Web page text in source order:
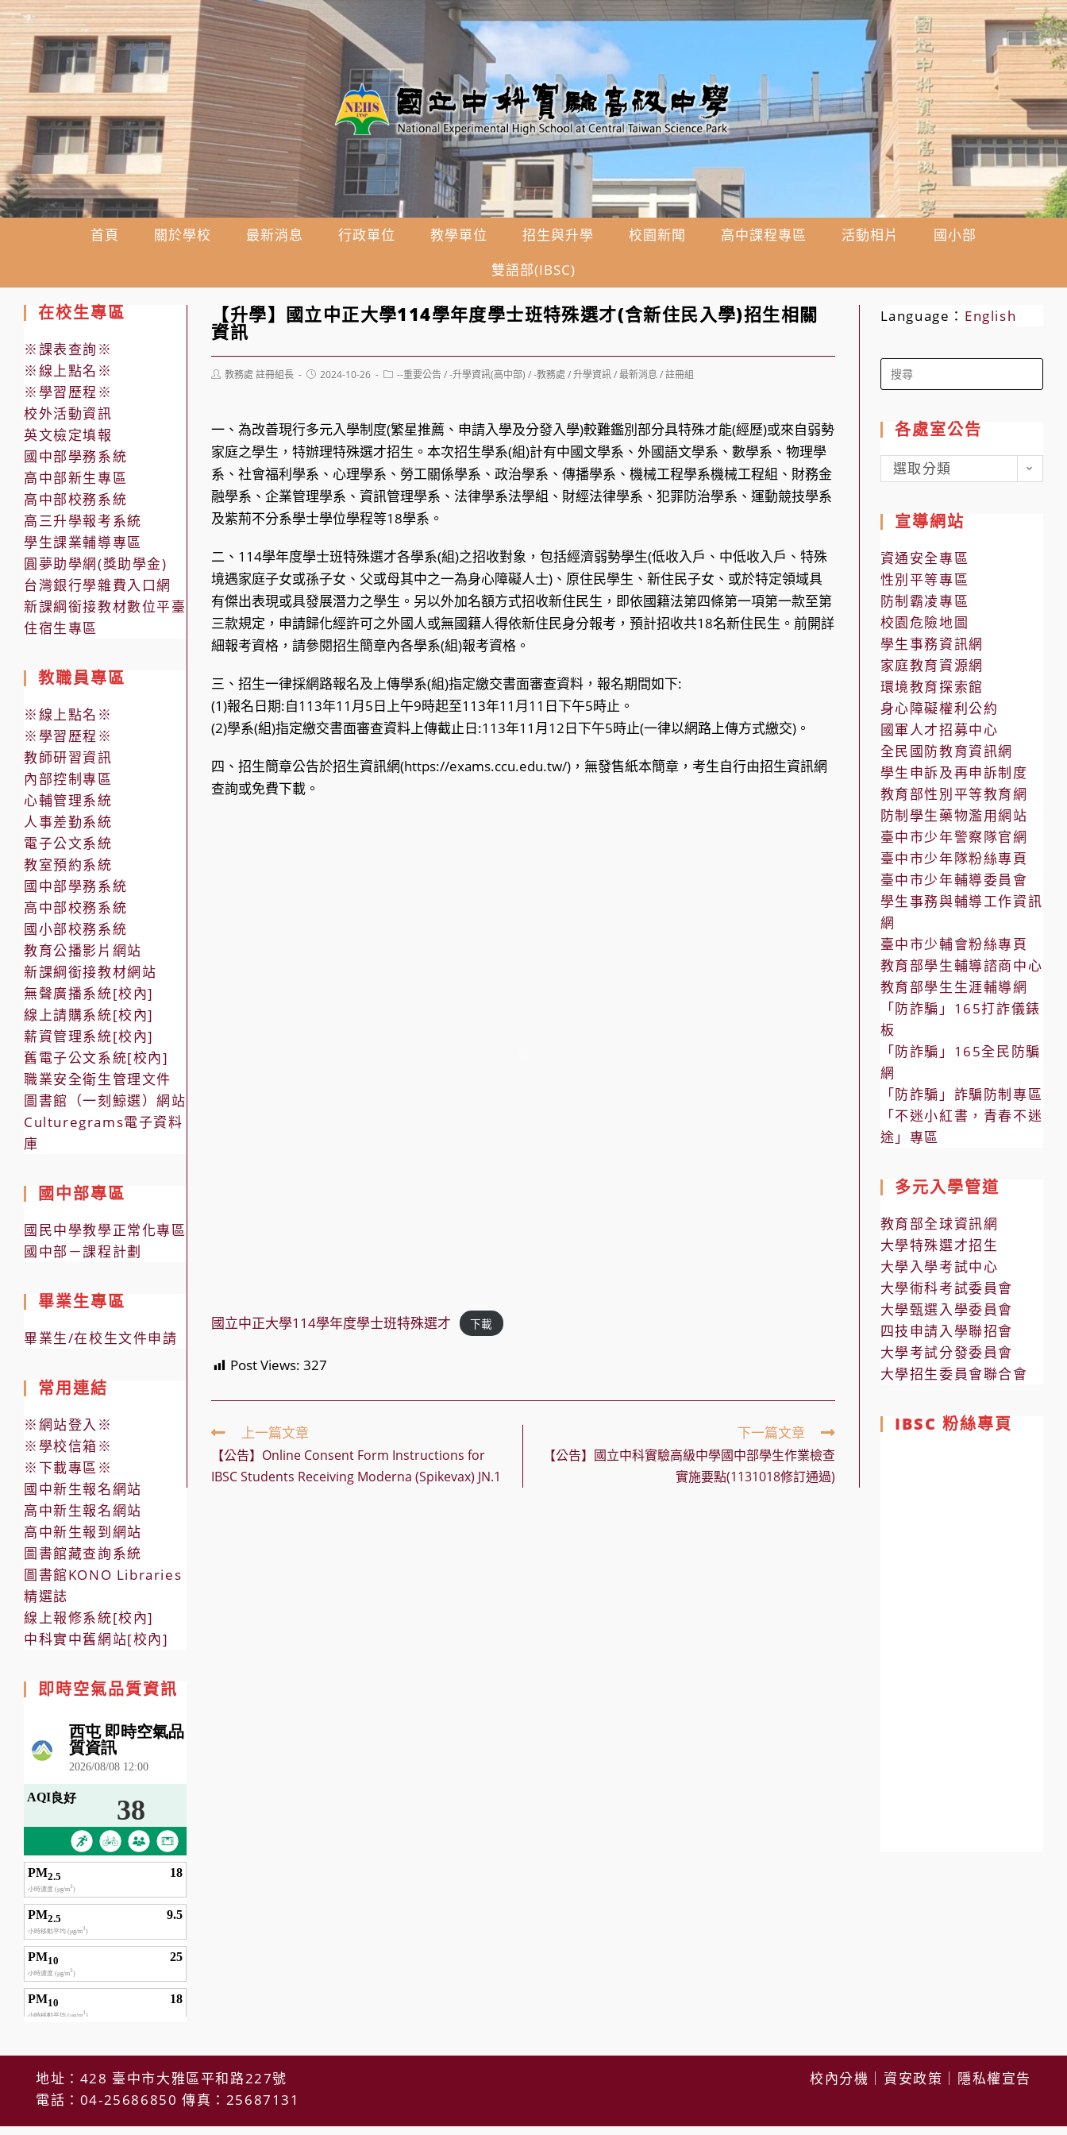
跳
轉
至
主
要
內
容
首頁 關於學校 最新消息 行政單位 教學單位 招生與升學 校園新聞 高中課程專區 活動相片
國小部
雙語部(IBSC)
【升學】國立中正大學114學年度學士班特殊選才(含新住民入學)招生相關
資訊
Post教務處 註冊組長
Post2024-10-26
Post--重要公告 / -升學資訊(高中部) / -教務處 / 升學資訊 / 最新消息 / 註冊組
一、為改善現行多元入學制度(繁星推薦、申請入學及分發入學)較難鑑別部分具特殊才能(經歷)或來自弱勢
家庭之學生，特辦理特殊選才招生。本次招生學系(組)計有中國文學系、外國語文學系、數學系、物理學
系、社會福利學系、心理學系、勞工關係學系、政治學系、傳播學系、機械工程學系機械工程組、財務金
融學系、企業管理學系、資訊管理學系、法律學系法學組、財經法律學系、犯罪防治學系、運動競技學系
及紫荊不分系學士學位學程等18學系。
二、114學年度學士班特殊選才各學系(組)之招收對象，包括經濟弱勢學生(低收入戶、中低收入戶、特殊
境遇家庭子女或孫子女、父或母其中之一為身心障礙人士)、原住民學生、新住民子女、或於特定領域具
有傑出表現或具發展潛力之學生。另以外加名額方式招收新住民生，即依國籍法第四條第一項第一款至第
三款規定，申請歸化經許可之外國人或無國籍人得依新住民身分報考，預計招收共18名新住民生。前開詳
細報考資格，請參閱招生簡章內各學系(組)報考資格。
三、招生一律採網路報名及上傳學系(組)指定繳交書面審查資料，報名期間如下:
(1)報名日期:自113年11月5日上午9時起至113年11月11日下午5時止。
(2)學系(組)指定繳交書面審查資料上傳截止日:113年11月12日下午5時止(一律以網路上傳方式繳交)。
四、招生簡章公告於招生資訊網(https://exams.ccu.edu.tw/)，無發售紙本簡章，考生自行由招生資訊網
查詢或免費下載。
國立中正大學114學年度學士班特殊選才 下載
Post Views: 327
Read
more
articles
上一篇文章
【公告】Online Consent Form Instructions for
IBSC Students Receiving Moderna (Spikevax) JN.1
下一篇文章
【公告】國立中科實驗高級中學國中部學生作業檢查
實施要點(1131018修訂通過)
在校生專區
※課表查詢※
※線上點名※
※學習歷程※
校外活動資訊
英文檢定填報
國中部學務系統
高中部新生專區
高中部校務系統
高三升學報考系統
學生課業輔導專區
圓夢助學網(獎助學金)
台灣銀行學雜費入口網
新課綱銜接教材數位平臺
住宿生專區
教職員專區
※線上點名※
※學習歷程※
教師研習資訊
內部控制專區
心輔管理系統
人事差勤系統
電子公文系統
教室預約系統
國中部學務系統
高中部校務系統
國小部校務系統
教育公播影片網站
新課綱銜接教材網站
無聲廣播系統[校內]
線上請購系統[校內]
薪資管理系統[校內]
舊電子公文系統[校內]
職業安全衛生管理文件
圖書館（一刻鯨選）網站
Culturegrams電子資料
庫
國中部專區
國民中學教學正常化專區
國中部－課程計劃
畢業生專區
畢業生/在校生文件申請
常用連結
※網站登入※
※學校信箱※
※下載專區※
國中新生報名網站
高中新生報名網站
高中新生報到網站
圖書館藏查詢系統
圖書館KONO Libraries
精選誌
線上報修系統[校內]
中科實中舊網站[校內]
即時空氣品質資訊
Language： English
Search
for:
各處室公告
各
處
公
告
選取分類
宣導網站
資通安全專區
性別平等專區
防制霸凌專區
校園危險地圖
學生事務資訊網
家庭教育資源網
環境教育探索館
身心障礙權利公約
國軍人才招募中心
全民國防教育資訊網
學生申訴及再申訴制度
教育部性別平等教育網
防制學生藥物濫用網站
臺中市少年警察隊官網
臺中市少年隊粉絲專頁
臺中市少年輔導委員會
學生事務與輔導工作資訊
網
臺中市少輔會粉絲專頁
教育部學生輔導諮商中心
教育部學生生涯輔導網
「防詐騙」165打詐儀錶
板
「防詐騙」165全民防騙
網
「防詐騙」詐騙防制專區
「不迷小紅書，青春不迷
途」專區
多元入學管道
教育部全球資訊網
大學特殊選才招生
大學入學考試中心
大學術科考試委員會
大學甄選入學委員會
四技申請入學聯招會
大學考試分發委員會
大學招生委員會聯合會
IBSC 粉絲專頁
地址：428 臺中市大雅區平和路227號
電話：04-25686850 傳真：25687131
校內分機 資安政策 隱私權宣告